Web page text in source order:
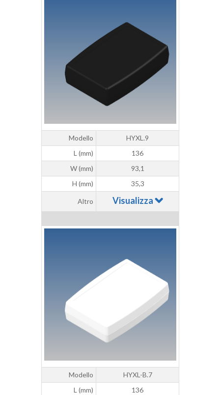
Modello
HYXL.9
L (mm)
136
W (mm)
93,1
H (mm)
35,3
Altro Visualizza
Modello
HYXL-B.7
L (mm)
136